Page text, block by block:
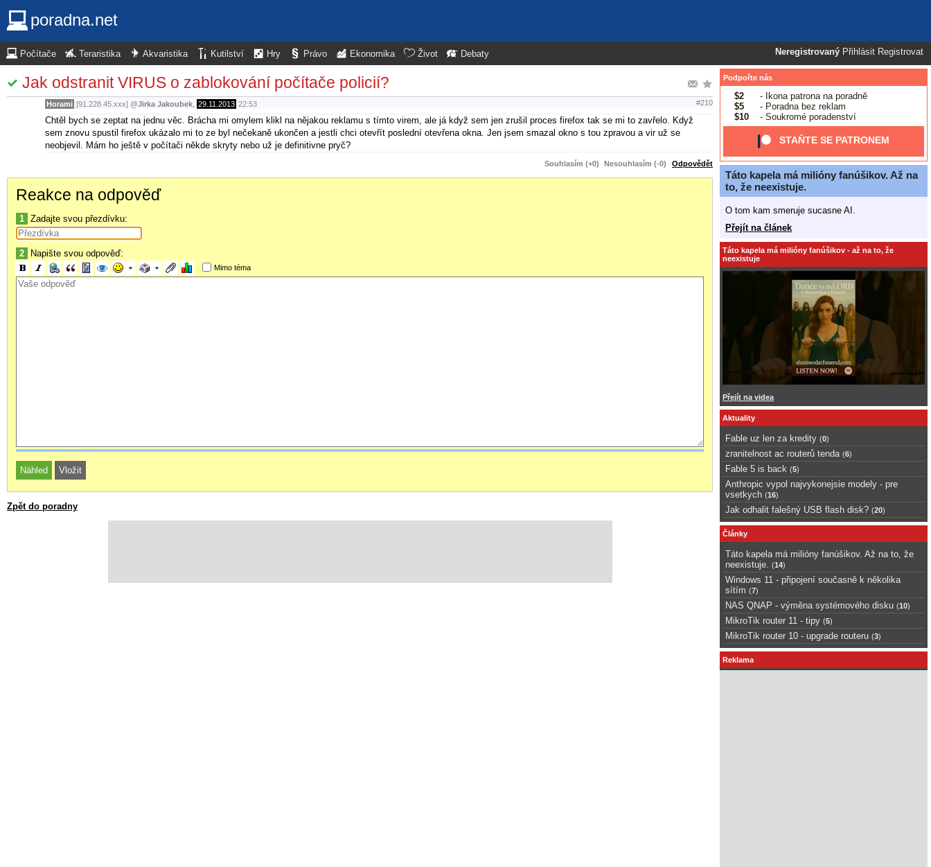
poradna.net
Neregistrovaný Přihlásit Registrovat
Počítače Teraristika Akvaristika Kutilství Hry Právo Ekonomika Život Debaty
Jak odstranit VIRUS o zablokování počítače policií?
Horami [91.228.45.xxx] @Jirka Jakoubek 29.11.2013 22:53 #210
Chtěl bych se zeptat na jednu věc. Brácha mi omylem klikl na nějakou reklamu s tímto virem, ale já když sem jen zrušil proces firefox tak se mi to zavřelo. Když
sem znovu spustil firefox ukázalo mi to ze byl nečekaně ukončen a jestli chci otevřít poslední otevřena okna. Jen jsem smazal okno s tou zpravou a vir už se
neobjevil. Mám ho ještě v počítači někde skryty nebo už je definitivne pryč?
Souhlasím (+0) Nesouhlasím (-0) Odpovědět
Reakce na odpověď
1 Zadajte svou přezdívku:
2 Napište svou odpověď:
Mimo téma
Zpět do poradny
Podpořte nás
$2
- Ikona patrona na poradně
$5
- Poradna bez reklam
$10
- Soukromé poradenství
STAŇTE SE PATRONEM
Táto kapela má milióny fanúšikov. Až na
to, že neexistuje.
O tom kam smeruje sucasne AI.
Přejít na článek
Táto kapela má milióny fanúšikov - až na to, že
neexistuje
Přejít na videa
Aktuality
Fable uz len za kredity (0)
zranitelnost ac routerů tenda (6)
Fable 5 is back (5)
Anthropic vypol najvykonejsie modely - pre
vsetkych (16)
Jak odhalit falešný USB flash disk? (20)
Články
Táto kapela má milióny fanúšikov. Až na to, že
neexistuje.
(14)
Windows 11 - připojení současně k několika
sítím (7)
NAS QNAP - výměna systémového disku (10)
MikroTik router 11 - tipy (5)
MikroTik router 10 - upgrade routeru (3)
Reklama